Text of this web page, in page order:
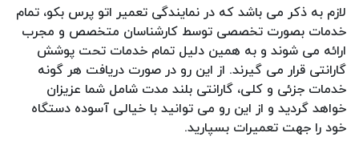
لازم به ذکر می باشد که در نمایندگی تعمیر اتو پرس بکو، تمام
خدمات بصورت تخصصی توسط کارشناسان متخصص و مجرب
ارائه می شوند و به همین دلیل تمام خدمات تحت پوشش
گارانتی قرار می گیرند. از این رو در صورت دریافت هر گونه
خدمات جزئی و کلی، گارانتی بلند مدت شامل شما عزیزان
خواهد گردید و از این رو می توانید با خیالی آسوده دستگاه
خود را جهت تعمیرات بسپارید.